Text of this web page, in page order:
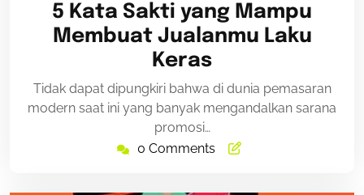
2021
5 Kata Sakti yang Mampu
Membuat Jualanmu Laku
Keras
Tidak dapat dipungkiri bahwa di dunia pemasaran
modern saat ini yang banyak mengandalkan sarana
promosi…
0 Comments